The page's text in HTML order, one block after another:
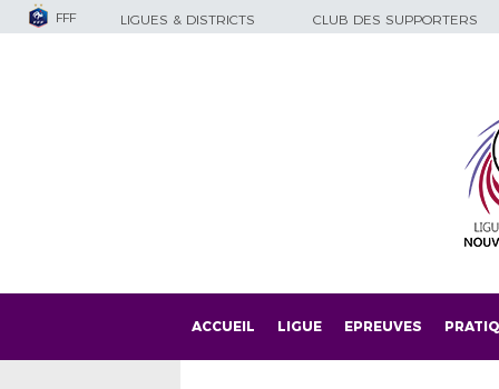
FFF LIGUES & DISTRICTS CLUB DES SUPPORTERS
ACCUEIL LIGUE EPREUVES